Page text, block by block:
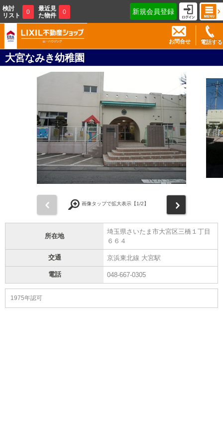
検討
リスト
0
最近見
た物件
0 新規会員登録
電話する
お問合せ
大宮なみき幼稚園
画像タップで拡大表示【1/2】
所在地
埼玉県さいたま市大宮区三橋１丁目
６６４
交通 京浜東北線 大宮駅
電話 048-667-0305
1975年認可